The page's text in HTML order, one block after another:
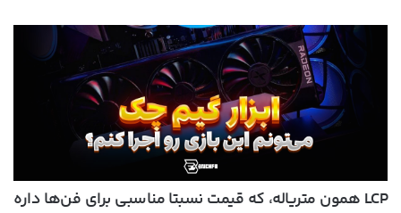
LCP همون متریاله، که قیمت نسبتا مناسبی برای فن‌ها داره